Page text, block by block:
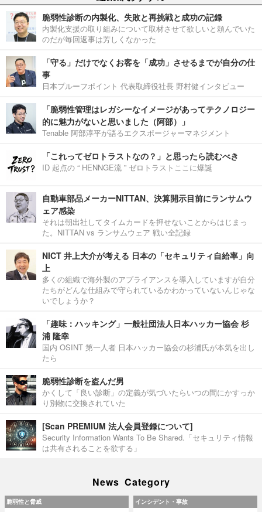
脆弱性診断の内製化、失敗と再挑戦と成功の記録
内製化支援の取り組みについて取材させて欲しいと頼んでいた
のだが毎回返事は芳しくなかった
「守る」だけでなくお客を「成功」させるまでが自分の仕
事
日本プルーフポイント 代表取締役社長 野村健インタビュー
「脆弱性管理はレガシーなイメージがあってテクノロジー
的に魅力がないと思いました（阿部）」
Tenable 阿部淳平が語るエクスポージャーマネジメント
「これってゼロトラストなの？」と思ったら読むべき
ID 起点の “ HENNGE流 ” ゼロトラストここに爆誕
自動車部品メーカーNITTAN、決算開示目前にランサムウ
ェア感染
それは朝出社してタイムカードを押せないことからはじまっ
た。NITTAN vs ランサムウェア 戦い全記録
NICT 井上大介が考える 日本の「セキュリティ自給率」向
上
多くの組織で海外製のアプライアンスを導入していますが自分
たちがどんな仕組みで守られているかわかっていないんじゃな
いでしょうか？
「趣味：ハッキング」一般社団法人日本ハッカー協会 杉
浦 隆幸
国内 OSINT 第一人者 日本ハッカー協会の杉浦氏が本気を出し
たら
脆弱性診断を盗んだ男
かくして「良い診断」の定義が気づいたらいつの間にかすっか
り別物に交換されていた
[Scan PREMIUM 法人会員登録について]
Security Information Wants To Be Shared.「セキュリティ情報
は共有されることを欲する」
News Category
脆弱性と脅威 インシデント・事故